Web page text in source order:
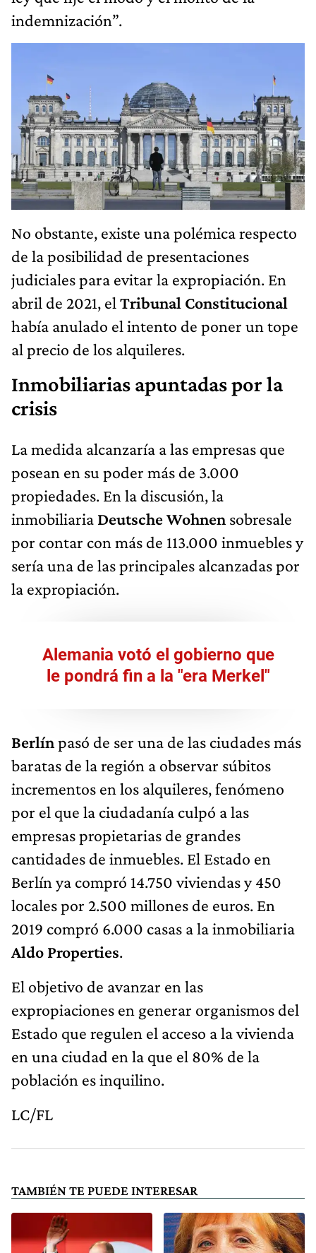
indemnización”.
No obstante, existe una polémica respecto
de la posibilidad de presentaciones
judiciales para evitar la expropiación. En
abril de 2021, el Tribunal Constitucional
había anulado el intento de poner un tope
al precio de los alquileres.
Inmobiliarias apuntadas por la
crisis
La medida alcanzaría a las empresas que
posean en su poder más de 3.000
propiedades. En la discusión, la
inmobiliaria Deutsche Wohnen sobresale
por contar con más de 113.000 inmuebles y
sería una de las principales alcanzadas por
la expropiación.
Alemania votó el gobierno que
le pondrá fin a la "era Merkel"
Berlínpasó de ser una de las ciudades más
baratas de la región a observar súbitos
incrementos en los alquileres, fenómeno
por el que la ciudadanía culpó a las
empresas propietarias de grandes
cantidades de inmuebles. El Estado en
Berlín ya compró 14.750 viviendas y 450
locales por 2.500 millones de euros. En
2019 compró 6.000 casas a la inmobiliaria
Aldo Properties.
El objetivo de avanzar en las
expropiaciones en generar organismos del
Estado que regulen el acceso a la vivienda
en una ciudad en la que el 80% de la
población es inquilino.
LC/FL
TAMBIÉN TE PUEDE INTERESAR